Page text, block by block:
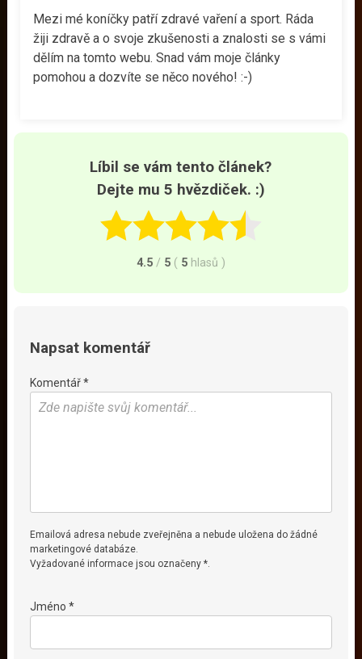
Mezi mé koníčky patří zdravé vaření a sport. Ráda
žiji zdravě a o svoje zkušenosti a znalosti se s vámi
dělím na tomto webu. Snad vám moje články
pomohou a dozvíte se něco nového! :-)
Líbil se vám tento článek?
Dejte mu 5 hvězdiček. :)
4.5 / 5 ( 5 hlasů )
Napsat komentář
Komentář *
Emailová adresa nebude zveřejněna a nebude uložena do žádné
marketingové databáze.
Vyžadované informace jsou označeny *.
Jméno *